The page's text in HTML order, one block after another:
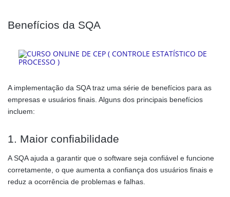
Benefícios da SQA
A implementação da SQA traz uma série de benefícios para as
empresas e usuários finais. Alguns dos principais benefícios
incluem:
1. Maior confiabilidade
A SQA ajuda a garantir que o software seja confiável e funcione
corretamente, o que aumenta a confiança dos usuários finais e
reduz a ocorrência de problemas e falhas.